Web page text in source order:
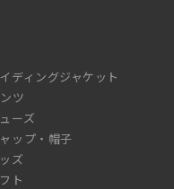
ディングジャケット
ツ
ーズ
ップ・帽子
ズ
ト